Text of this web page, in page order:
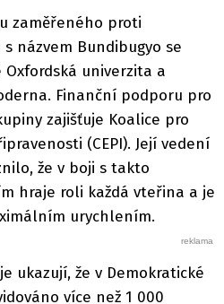
zaměřeného proti
názvem Bundibugyo se
Oxfordská univerzita a
Finanční podporu pro
zajišťuje Koalice pro
(CEPI). Její vedení
že v boji s takto
hraje roli každá vteřina a je
urychlením.
ukazují, že v Demokratické
více než 1 000